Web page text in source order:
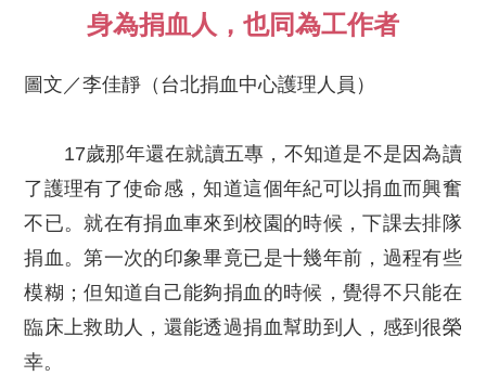
身為捐血人，也同為工作者
圖文／李佳靜（台北捐血中心護理人員）
17歲那年還在就讀五專，不知道是不是因為讀
了護理有了使命感，知道這個年紀可以捐血而興奮
不已。就在有捐血車來到校園的時候，下課去排隊
捐血。第一次的印象畢竟已是十幾年前，過程有些
模糊；但知道自己能夠捐血的時候，覺得不只能在
臨床上救助人，還能透過捐血幫助到人，感到很榮
幸。